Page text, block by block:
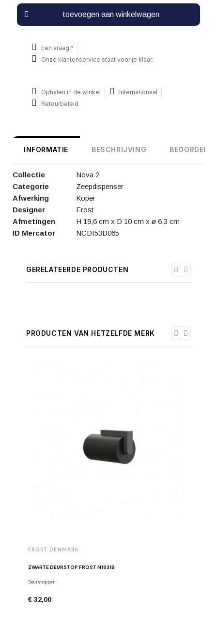
toevoegen aan winkelwagen
Een vraag ?
Onze klantenservice staat voor je klaar.
Ophalen in de winkel
Internationaal
Retourbeleid
INFORMATIE BESCHRIJVING
Collectie
Nova 2
Categorie
Zeepdispenser
Afwerking
Koper
Designer
Frost
Afmetingen
H 19,6 cm x D 10 cm x ø 6,3 cm
ID Mercator
NCDI53D065
GERELATEERDE PRODUCTEN
PRODUCTEN VAN HETZELFDE MERK
FROST DENMARK
ZWARTE DEURSTOP FROST N1931B
Deurstoppen
€ 32,00